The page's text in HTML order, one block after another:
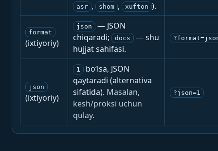
asr , shom , xufton ).
format
(ixtiyoriy)
json
— JSON
chiqaradi;
docs
— shu
hujjat sahifasi.
json
(ixtiyoriy)
1
bo‘lsa, JSON
qaytaradi (alternativa
sifatida). Masalan,
kesh/proksi uchun
qulay.
?json=1